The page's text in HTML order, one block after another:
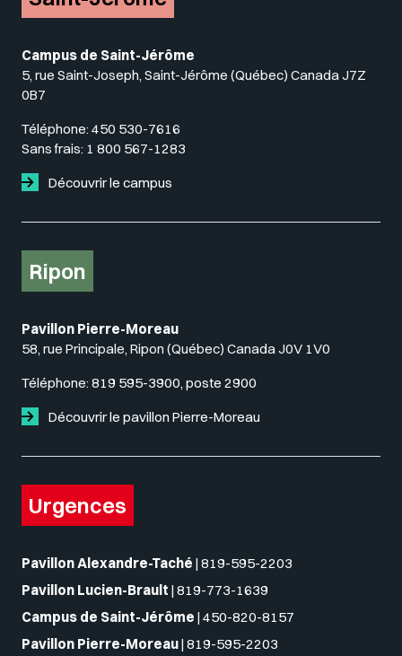
Campus de Saint-Jérôme
5, rue Saint-Joseph, Saint-Jérôme (Québec) Canada J7Z
0B7
Téléphone: 450 530-7616
Sans frais: 1 800 567-1283
Découvrir le campus
Ripon
Pavillon Pierre-Moreau
58, rue Principale, Ripon (Québec) Canada J0V 1V0
Téléphone: 819 595-3900, poste 2900
Découvrir le pavillon Pierre-Moreau
Urgences
Pavillon Alexandre-Taché | 819-595-2203
Pavillon Lucien-Brault | 819-773-1639
Campus de Saint-Jérôme | 450-820-8157
Pavillon Pierre-Moreau| 819-595-2203